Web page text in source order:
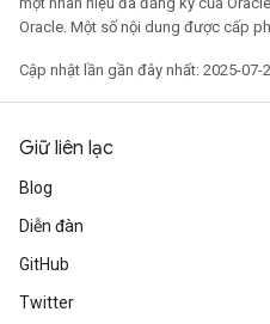
Oracle. Một số nội dung được cấp
Cập nhật lần gần đây nhất: 2025-07-
Giữ liên lạc
Blog
Diễn đàn
GitHub
Twitter